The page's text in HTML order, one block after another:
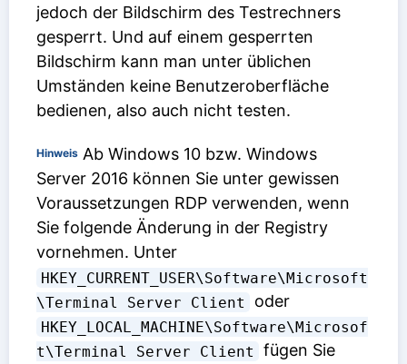
jedoch der Bildschirm des Testrechners
gesperrt. Und auf einem gesperrten
Bildschirm kann man unter üblichen
Umständen keine Benutzeroberfläche
bedienen, also auch nicht testen.
Hinweis Ab Windows 10 bzw. Windows
Server 2016 können Sie unter gewissen
Voraussetzungen RDP verwenden, wenn
Sie folgende Änderung in der Registry
vornehmen. Unter
HKEY_CURRENT_USER\Software\Microsoft
\Terminal Server Client
oder
HKEY_LOCAL_MACHINE\Software\Microsof
t\Terminal Server Client
fügen Sie